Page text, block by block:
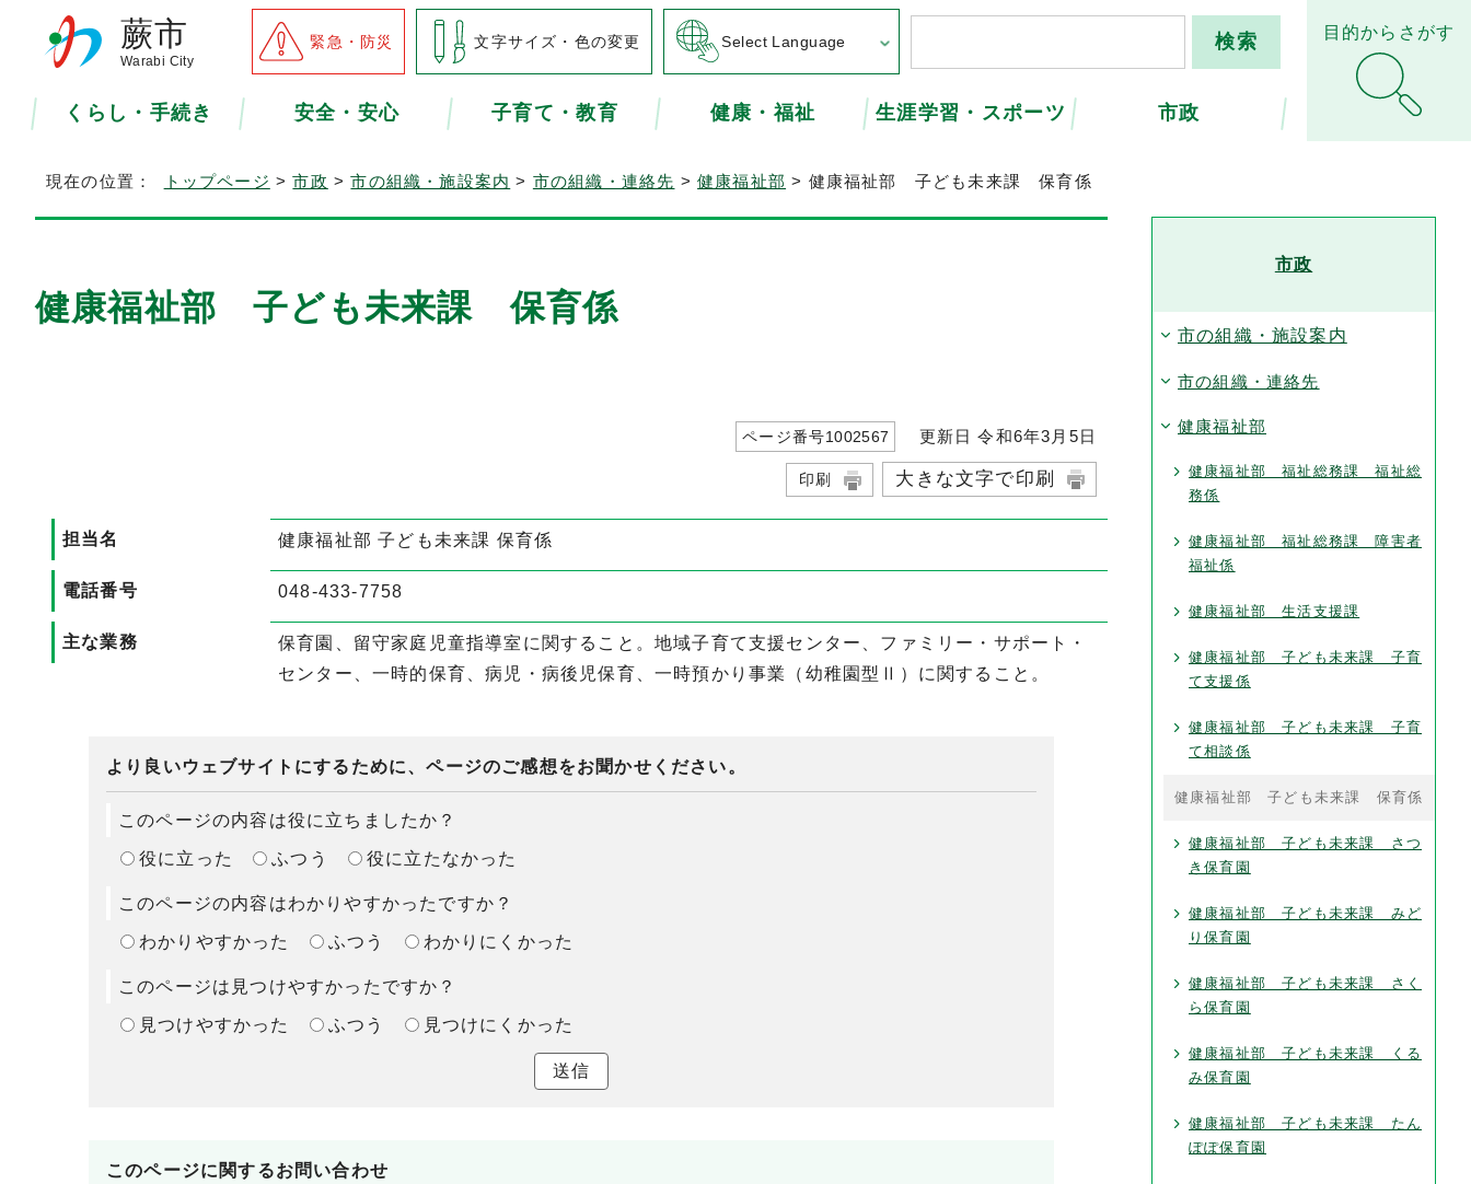
蕨市
Warabi City
緊急・防災 文字サイズ・色の変更 Select Language
くらし・手続き 安全・安心 子育て・教育 健康・福祉 生涯学習・スポーツ 市政
目的からさがす
現在の位置： トップページ >市政 >市の組織・施設案内 > 市の組織・連絡先 >健康福祉部 > 健康福祉部 子ども未来課 保育係
健康福祉部 子ども未来課 保育係
ページ番号1002567 更新日 令和6年3月5日
印刷 大きな文字で印刷
担当名 健康福祉部 子ども未来課 保育係
電話番号 048-433-7758
主な業務
保育園、留守家庭児童指導室に関すること。地域子育て支援センター、ファミリー・サポート・
センター、一時的保育、病児・病後児保育、一時預かり事業（幼稚園型Ⅱ）に関すること。
より良いウェブサイトにするために、ページのご感想をお聞かせください。
このページの内容は役に立ちましたか？
役に立った ふつう 役に立たなかった
このページの内容はわかりやすかったですか？
わかりやすかった ふつう わかりにくかった
このページは見つけやすかったですか？
見つけやすかった ふつう 見つけにくかった
送信
このページに関するお問い合わせ
市政
市の組織・施設案内
市の組織・連絡先
健康福祉部
健康福祉部 福祉総務課 福祉総
務係
健康福祉部 福祉総務課 障害者
福祉係
健康福祉部 生活支援課
健康福祉部 子ども未来課 子育
て支援係
健康福祉部 子ども未来課 子育
て相談係
健康福祉部 子ども未来課 保育係
健康福祉部 子ども未来課 さつ
き保育園
健康福祉部 子ども未来課 みど
り保育園
健康福祉部 子ども未来課 さく
ら保育園
健康福祉部 子ども未来課 くる
み保育園
健康福祉部 子ども未来課 たん
ぽぽ保育園